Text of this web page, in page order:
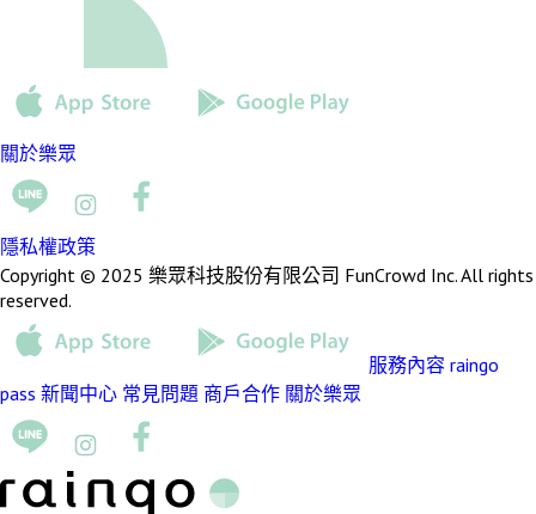
關於樂眾
隱私權政策
Copyright © 2025 樂眾科技股份有限公司 FunCrowd Inc. All rights
reserved.
服務內容 raingo
pass 新聞中心 常見問題 商戶合作 關於樂眾